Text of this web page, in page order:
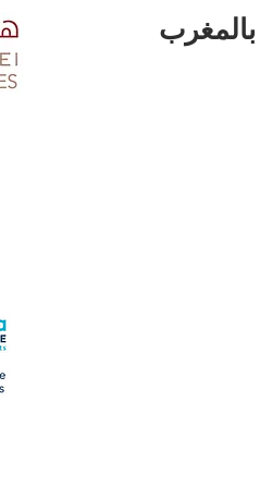
بالمغرب